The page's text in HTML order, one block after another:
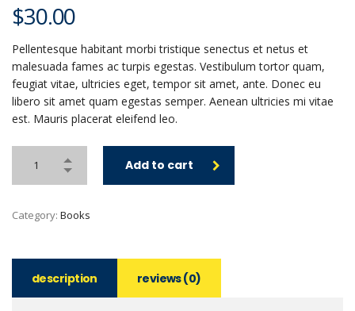
$30.00
Pellentesque habitant morbi tristique senectus et netus et
malesuada fames ac turpis egestas. Vestibulum tortor quam,
feugiat vitae, ultricies eget, tempor sit amet, ante. Donec eu
libero sit amet quam egestas semper. Aenean ultricies mi vitae
est. Mauris placerat eleifend leo.
Add to cart
Category: Books
description reviews (0)